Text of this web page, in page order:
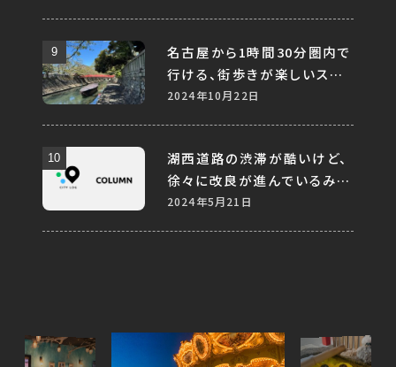
名古屋から1時間30分圏内で
行ける、街歩きが楽しいスポ
ット10選
2024年10月22日
湖西道路の渋滞が酷いけど、
徐々に改良が進んでいるみた
い
2024年5月21日